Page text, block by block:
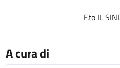
F.to IL
A cura di